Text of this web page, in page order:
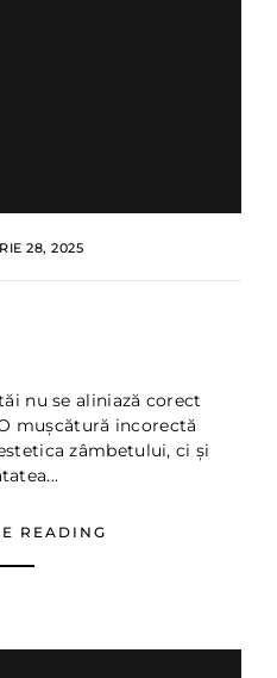
28, 2025
nu se aliniază corect
mușcătură incorectă
zâmbetului, ci și
READING